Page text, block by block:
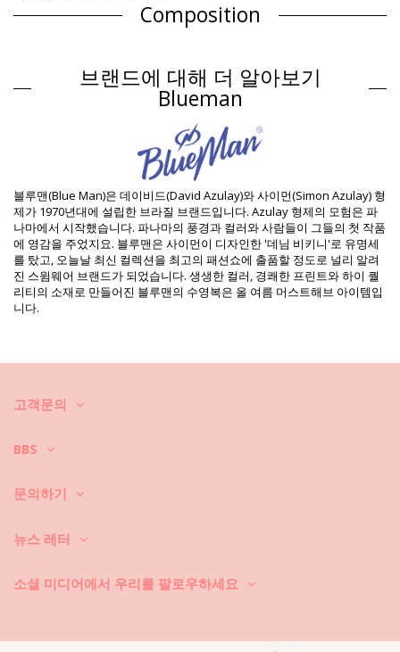
Composition
제품 정보
구분: 여성, 카프탄과 기모노
패키지 포함 항목: 1 x 카프탄과 기모노 (포함되지 않는 다른 액세서
EAN: S (7909780281230), M (7909780281247), L (7909780281254),
XL (7909780281261)
프린트 참고: BLM AV25 OFFWHITE
공급업체 참고: PC.14.0100-019
중량: 450g / 0.99lb / 15.87oz
프린트는 동일하지 않으며 컷에 따라 다를 수 있습니다
보정한 사진
세탁 및 관리 안내
관리 안내 사항: Blueman Kimono Jade Offwhite
바지 등을 사용하십니다. 청결하고 멋진 형태를 어떻게 유지하세요?
1. 모래를 항상 잘 털어 내세요. 해변에서 최대한 확실하게 털어 주세요, 집
까요? 이렇게 하면 멋진 컬러와 무늬가 손상 됩니다.
3. 얼룩이 있는 경우: 얼룩의 종류에 따라서 잘 알려진 방법을 사용하세요.
브랜드에 대해 더 알아보기
Blueman
블루맨(Blue Man)은 데이비드(David Azulay)와 사이먼(Simon Azulay) 형
제가 1970년대에 설립한 브라질 브랜드입니다. Azulay 형제의 모험은 파
나마에서 시작했습니다. 파나마의 풍경과 컬러와 사람들이 그들의 첫 작품
에 영감을 주었지요. 블루맨은 사이먼이 디자인한 '데님 비키니'로 유명세
를 탔고, 오늘날 최신 컬렉션을 최고의 패션쇼에 출품할 정도로 널리 알려
진 스윔웨어 브랜드가 되었습니다. 생생한 컬러, 경쾌한 프린트와 하이 퀄
리티의 소재로 만들어진 블루맨의 수영복은 올 여름 머스트해브 아이템입
니다.
고객문의
BBS
문의하기
뉴스 레터
소셜 미디어에서 우리를 팔로우하세요